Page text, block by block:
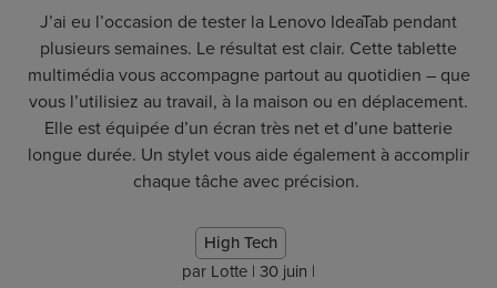
J’ai eu l’occasion de tester la Lenovo IdeaTab pendant
plusieurs semaines. Le résultat est clair. Cette tablette
multimédia vous accompagne partout au quotidien – que
vous l’utilisiez au travail, à la maison ou en déplacement.
Elle est équipée d’un écran très net et d’une batterie
longue durée. Un stylet vous aide également à accomplir
chaque tâche avec précision.
High Tech
par Lotte | 30 juin |